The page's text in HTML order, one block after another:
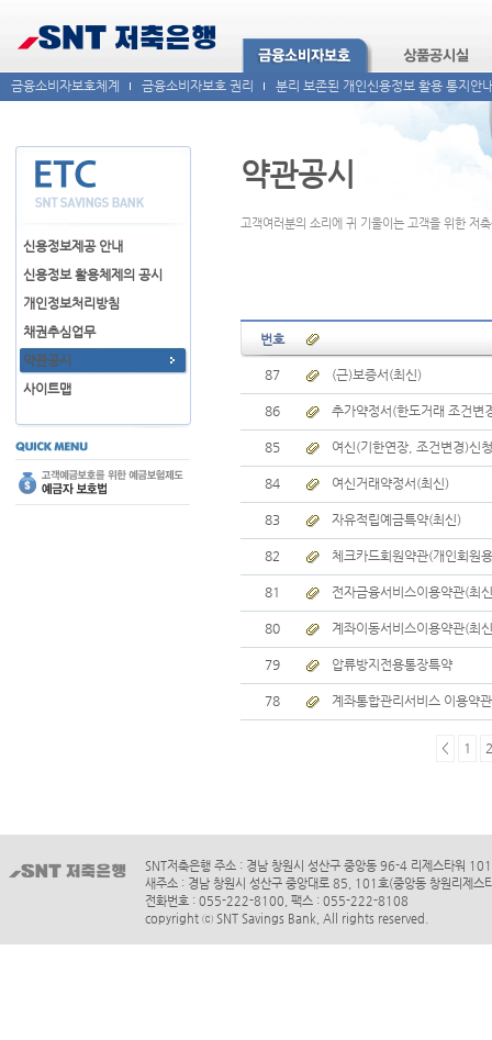
금융소비자보호체계 금융소비자보호 권리 분리 보존된 개인신용정보 활용 통지안
신용정보제공 안내
신용정보 활용체제의 공시
개인정보처리방침
채권추심업무
약관공시
사이트맵
약관공시
고객여러분의 소리에 귀 기울이는 고객을 위한 저
번호
< 1 2
87 (근)보증서(최신)
86 추가약정서(한도거래 조건변
85 여신(기한연장, 조건변경)신
84 여신거래약정서(최신)
83 자유적립예금특약(최신)
82 체크카드회원약관(개인회원
81 전자금융서비스이용약관(최
80 계좌이동서비스이용약관(최
79 압류방지전용통장특약
78 계좌통합관리서비스 이용약관
SNT저축은행 주소 : 경남 창원시 성산구 중앙동 96-4 리제스타워
새주소 : 경남 창원시 성산구 중앙대로 85, 101호(중앙동 창원리제스
전화번호 : 055-222-8100, 팩스 : 055-222-8108
copyright ⓒ SNT Savings Bank, All rights reserved.